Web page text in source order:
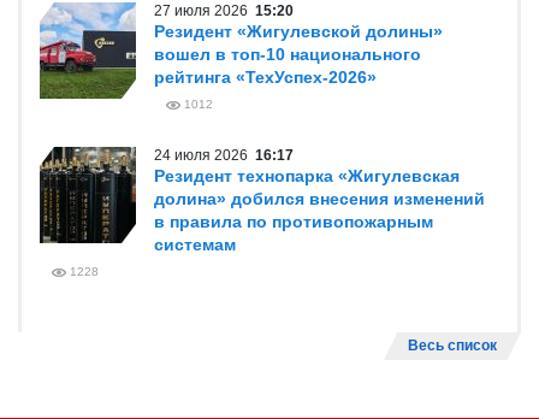
27 июля 2026 15:20
Резидент «Жигулевской долины»
вошел в топ-10 национального
рейтинга «ТехУспех-2026»
1012
24 июля 2026 16:17
Резидент технопарка «Жигулевская
долина» добился внесения изменений
в правила по противопожарным
системам
1228
Весь список